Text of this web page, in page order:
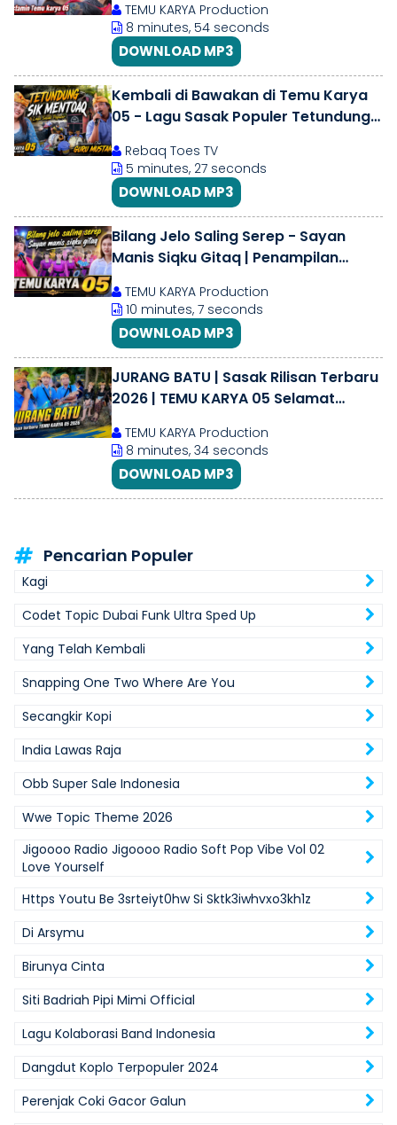
TEMU KARYA Production
8 minutes, 54 seconds
DOWNLOAD MP3
Kembali di Bawakan di Temu Karya
05 - Lagu Sasak Populer Tetundung
Rebaq Toes TV
5 minutes, 27 seconds
DOWNLOAD MP3
Bilang Jelo Saling Serep - Sayan
Manis Siqku Gitaq | Penampilan
TEMU KARYA Production
10 minutes, 7 seconds
DOWNLOAD MP3
JURANG BATU | Sasak Rilisan Terbaru
2026 | TEMU KARYA 05 Selamat
TEMU KARYA Production
8 minutes, 34 seconds
DOWNLOAD MP3
Pencarian Populer
Kagi
Codet Topic Dubai Funk Ultra Sped Up
Yang Telah Kembali
Snapping One Two Where Are You
Secangkir Kopi
India Lawas Raja
Obb Super Sale Indonesia
Wwe Topic Theme 2026
Jigoooo Radio Jigoooo Radio Soft Pop Vibe Vol 02
Love Yourself
Https Youtu Be 3srteiyt0hw Si Sktk3iwhvxo3kh1z
Di Arsymu
Birunya Cinta
Siti Badriah Pipi Mimi Official
Lagu Kolaborasi Band Indonesia
Dangdut Koplo Terpopuler 2024
Perenjak Coki Gacor Galun